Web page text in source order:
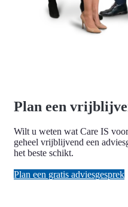
Plan een
Wilt u weten wat Care IS
geheel vrijblijvend een
het beste schikt.
Plan een gratis adviesgesprek